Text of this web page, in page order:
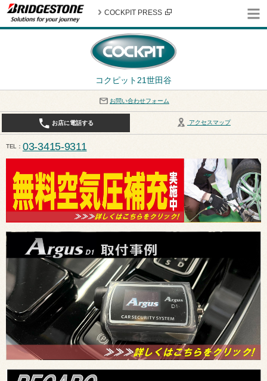
コクピット21世田谷
COCKPIT PRESS
お問い合わせフォーム
アクセスマップ
お店に電話する
TEL 03-3415-9311
平日10:30〜19:00 作業受付終了は17:30になります。 / 定休日：8月定休日は火曜日、水曜日とな
ます。ご注意ください。